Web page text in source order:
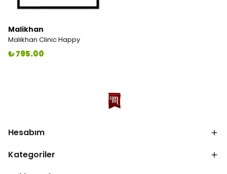
Malikhan
Malikhan Clinic Happy
₺ 795.00
Hesabım
Kategoriler